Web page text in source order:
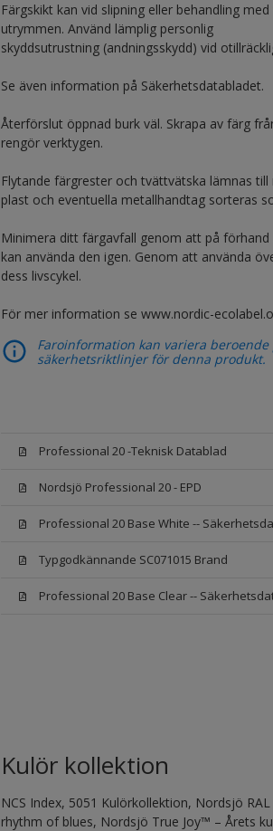
Färgskikt kan vid slipning eller behandling
utrymmen. Använd lämplig personlig
skyddsutrustning (andningsskydd) vid
Se även information på Säkerhetsdatabladet.
Återförslut öppnad burk väl. Skrapa av färg
rengör verktygen.
Flytande färgrester och tvättvätska lämnas
plast och eventuella metallhandtag sorteras
Minimera ditt färgavfall genom att på
kan använda den igen. Genom att använda
dess livscykel.
För mer information se www.nordic-
Faroinformation kan variera
säkerhetsriktlinjer för denna produkt.
Professional 20 -Teknisk Datablad
Nordsjö Professional 20 - EPD
Professional 20 Base White --
Typgodkännande SC071015 Brand
Professional 20 Base Clear --
Kulör kollektion
NCS Index, 5051 Kulörkollektion, Nordsjö
rhythm of blues, Nordsjö True Joy™ – Årets